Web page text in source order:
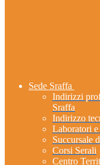
Sede Sraffa
Indirizzi
Sraffa
Indirizzo
Laboratori e
Succursale
Corsi Serali
Centro